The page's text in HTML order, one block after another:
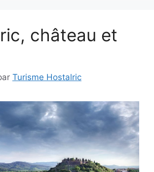
château et
Turisme Hostalric